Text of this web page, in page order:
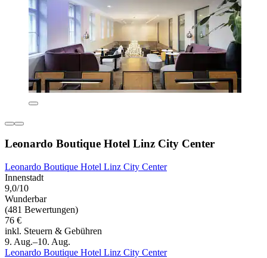
Leonardo Boutique Hotel Linz City Center
Leonardo Boutique Hotel Linz City Center
Innenstadt
9,0/10
Wunderbar
(481 Bewertungen)
76 €
inkl. Steuern & Gebühren
9. Aug.–10. Aug.
Leonardo Boutique Hotel Linz City Center